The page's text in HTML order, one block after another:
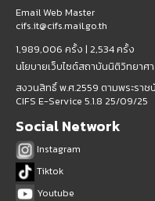
Email Web Master
cifs.it@cifs.mail.go.th
1,989,006 ครั้ง | 2,534 ครั้ง
นโยบายเว็บไซต์สถาบันนิติวิทยาศ
สงวนสิทธิ์ พ.ศ.2559 ตามพระร
CIFS E-Service 5.1.8 25/09/25
Social Network
Instagram
Tiktok
Youtube